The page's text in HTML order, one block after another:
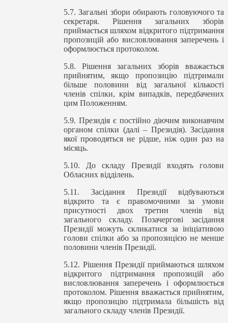
5.7. Загальні збори обирають головуючого та
секретаря. Рішення загальних зборів
приймається шляхом відкритого підтримання
пропозицій або висловлювання заперечень і
оформлюється протоколом.
5.8. Рішення загальних зборів вважається
прийнятим, якщо пропозицію підтримали
більше половини від загальної кількості
членів спілки, крім випадків, передбачених
цим Положенням.
5.9. Президія є постійно діючим виконавчим
органом спілки (далі – Президія). Засідання
якої проводяться не рідше, ніж один раз на
місяць.
5.10. До складу Президії входять голови
Обласних відділень.
5.11. Засідання Президії відбуваються
відкрито та є правомочними за умови
присутності двох третин членів від
загального складу. Позачергові засідання
Президії можуть скликатися за ініціативою
голови спілки або за пропозицією не менше
половини членів Президії.
5.12. Рішення Президії приймаються шляхом
відкритого підтримання пропозицій або
висловлювання заперечень і оформлюється
протоколом. Рішення вважається прийнятим,
якщо пропозицію підтримала більшість від
загального складу членів Президії.